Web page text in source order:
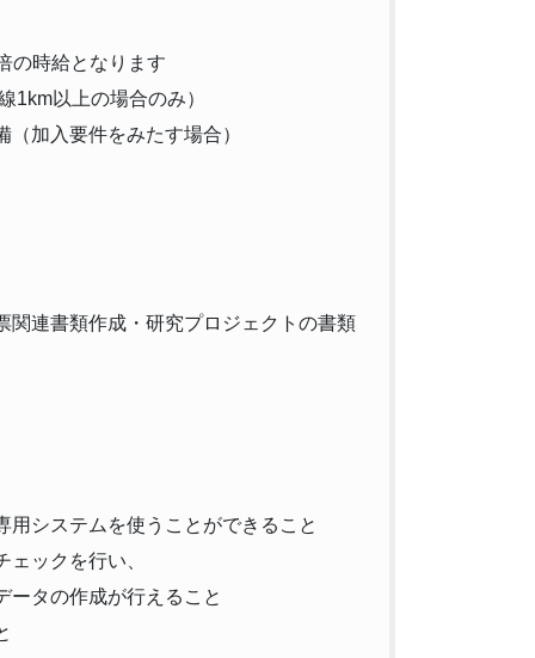
の時給となります
1km以上の場合のみ）
加入要件をみたす場合）
関連書類作成・研究プロジェクトの書類
システムを使うことができること
ックを行い、
ータの作成が行えること